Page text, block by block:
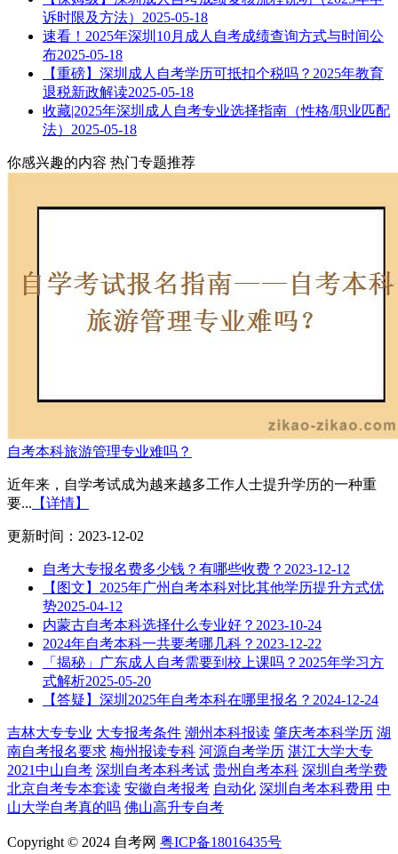
诉时限及方法） 2025-05-18
速看！2025年深圳10月成人自考成绩查询方式与时间公
布2025-05-18
【重磅】深圳成人自考学历可抵扣个税吗？2025年教育
退税新政解读2025-05-18
收藏|2025年深圳成人自考专业选择指南（性格/职业匹配
法） 2025-05-18
你感兴趣的内容 热门专题推荐
自考本科旅游管理专业难吗？
近年来，自学考试成为越来越多工作人士提升学历的一种重
要... 【详情】
更新时间：2023-12-02
自考大专报名费多少钱？有哪些收费？ 2023-12-12
【图文】2025年广州自考本科对比其他学历提升方式优
势2025-04-12
内蒙古自考本科选择什么专业好？ 2023-10-24
2024年自考本科一共要考哪几科？ 2023-12-22
「揭秘」广东成人自考需要到校上课吗？2025年学习方
式解析2025-05-20
【答疑】深圳2025年自考本科在哪里报名？ 2024-12-24
吉林大专专业 大专报考条件 潮州本科报读 肇庆考本科学历 湖
南自考报名要求 梅州报读专科 河源自考学历 湛江大学大专
2021中山自考 深圳自考本科考试 贵州自考本科 深圳自考学费
北京自考专本套读 安徽自考报考 自动化 深圳自考本科费用 中
山大学自考真的吗 佛山高升专自考
Copyright © 2024 自考网 粤ICP备18016435号